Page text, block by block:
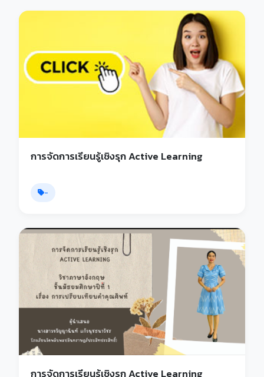
การจัดการเรียนรู้เชิงรุก Active Learning
-
การจัดการเรียนรู้เชิงรุก Active Learning